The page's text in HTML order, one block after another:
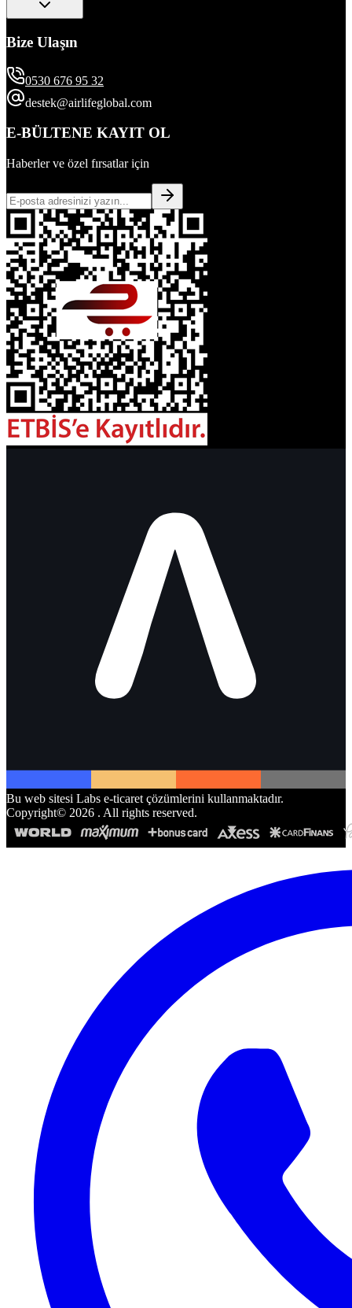
Bize Ulaşın
0530 676 95 32
destek@airlifeglobal.com
E-BÜLTENE KAYIT OL
Haberler ve özel fırsatlar için
Bu web sitesi Labs e-ticaret çözümlerini kullanmaktadır.
Copyright© 2026 . All rights reserved.